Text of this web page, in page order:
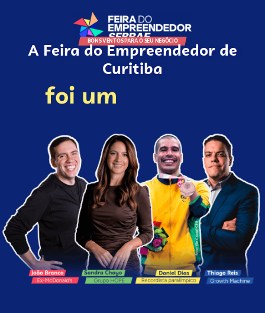
BONS VENTOS PARA O SEU NEGÓCIO
A Feira do Empreendedor de
Curitiba
foi um